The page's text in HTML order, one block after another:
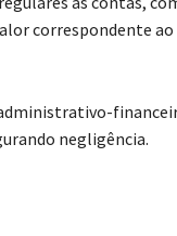
correspondente
negligência.